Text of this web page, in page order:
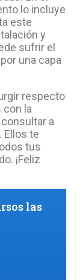
lo incluye
este
y
sufrir el
una capa
respecto
con la
a
te
tus
¡Feliz
las